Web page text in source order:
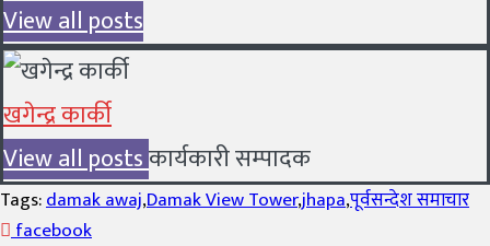
View all posts
खगेन्द्र कार्की
View all postsकार्यकारी सम्पादक
Tags:damak awaj,Damak View Tower,jhapa,पूर्वसन्देश समाचार
facebook